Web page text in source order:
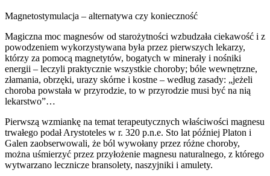
Magnetostymulacja – alternatywa czy konieczność
Magiczna moc magnesów od starożytności wzbudzała ciekawość i z
powodzeniem wykorzystywana była przez pierwszych lekarzy,
którzy za pomocą magnetytów, bogatych w minerały i nośniki
energii – leczyli praktycznie wszystkie choroby; bóle wewnętrzne,
złamania, obrzęki, urazy skórne i kostne – według zasady: „jeżeli
choroba powstała w przyrodzie, to w przyrodzie musi być na nią
lekarstwo”…
Pierwszą wzmiankę na temat terapeutycznych właściwości magnesu
trwałego podał Arystoteles w r. 320 p.n.e. Sto lat później Platon i
Galen zaobserwowali, że ból wywołany przez różne choroby,
można uśmierzyć przez przyłożenie magnesu naturalnego, z którego
wytwarzano lecznicze bransolety, naszyjniki i amulety.